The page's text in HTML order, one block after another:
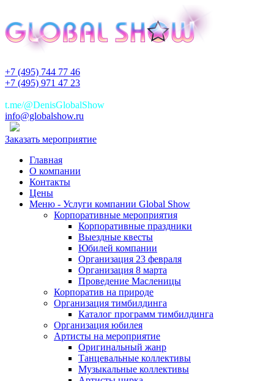
+7 (495) 744 77 46
+7 (495) 971 47 23
t.me/@DenisGlobalShow
info@globalshow.ru
Заказать мероприятие
Главная
О компании
Контакты
Цены
Меню - Услуги компании Global Show
Корпоративные мероприятия
Корпоративные праздники
Выездные квесты
Юбилей компании
Организация 23 февраля
Организация 8 марта
Проведение Масленицы
Корпоратив на природе
Организация тимбилдинга
Каталог программ тимбилдинга
Организация юбилея
Артисты на мероприятие
Оригинальный жанр
Танцевальные коллективы
Музыкальные коллективы